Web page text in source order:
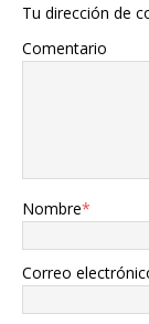
Tu dirección de
Comentario
Nombre*
Correo